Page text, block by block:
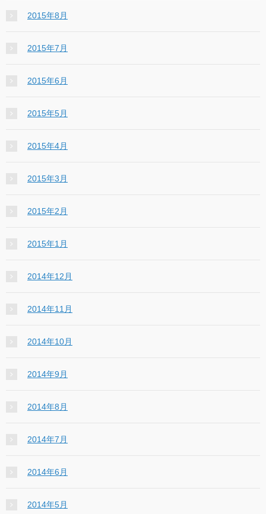
2015年8月
2015年7月
2015年6月
2015年5月
2015年4月
2015年3月
2015年2月
2015年1月
2014年12月
2014年11月
2014年10月
2014年9月
2014年8月
2014年7月
2014年6月
2014年5月